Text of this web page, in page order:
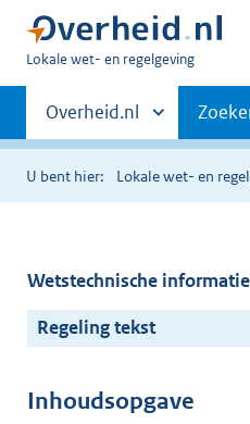
U
hier:
Lokale wet- en regelgeving
Primaire
navigatie
Andere
sites
binnen
Overheid.nl
U bent hier: Lokale wet- en
Wetstechnische informatie
Regeling tekst
Inhoudsopgave